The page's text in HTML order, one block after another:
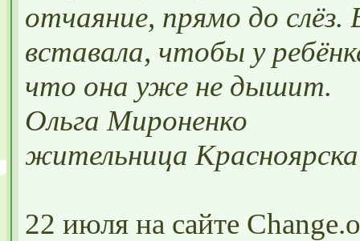
отчаяние, прямо до
вставала, чтобы у
что она уже не дышит.
Ольга Мироненко
жительница Красноярска
22 июля на сайте